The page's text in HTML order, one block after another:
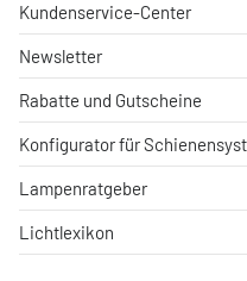
Kundenservice-Center
Newsletter
Rabatte und Gutscheine
Konfigurator für
Lampenratgeber
Lichtlexikon